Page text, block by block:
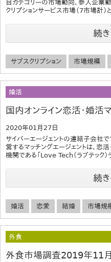
目カテゴリーの市場動向、参入企業
クリプションサービス市場（7市場計
続
サブスクリプション 市場規模
婚活
国内オンライン恋活・婚活
2020年01月27日
サイバーエージェントの連結子会社で
営するマッチングエージェントは、恋
機関である「Love Tech（ラブテック）
続
婚活 恋愛 結婚 市場規
外食
外食市場調査2019年11